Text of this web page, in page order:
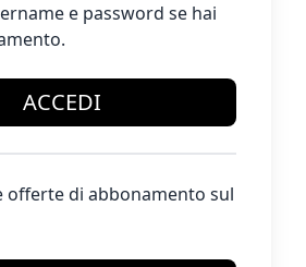
e password se hai
ACCEDI
offerte di abbonamento sul